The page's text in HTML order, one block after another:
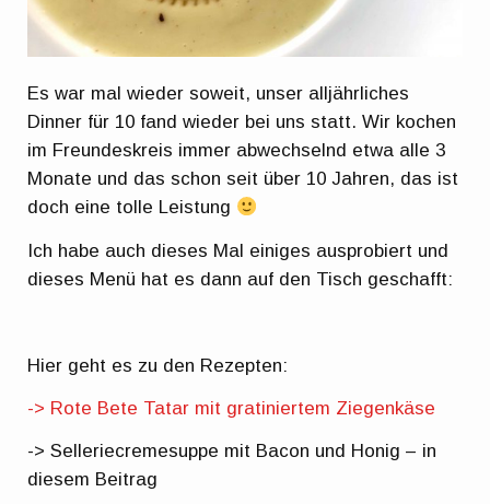
Es war mal wieder soweit, unser alljährliches
Dinner für 10 fand wieder bei uns statt. Wir kochen
im Freundeskreis immer abwechselnd etwa alle 3
Monate und das schon seit über 10 Jahren, das ist
doch eine tolle Leistung
Ich habe auch dieses Mal einiges ausprobiert und
dieses Menü hat es dann auf den Tisch geschafft:
Hier geht es zu den Rezepten:
-> Rote Bete Tatar mit gratiniertem Ziegenkäse
-> Selleriecremesuppe mit Bacon und Honig – in
diesem Beitrag